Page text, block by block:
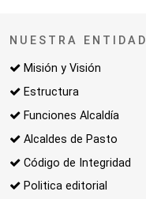
NUESTRA ENTIDAD
Misión y Visión
Estructura
Funciones Alcaldía
Alcaldes de Pasto
Código de Integridad
Politica editorial